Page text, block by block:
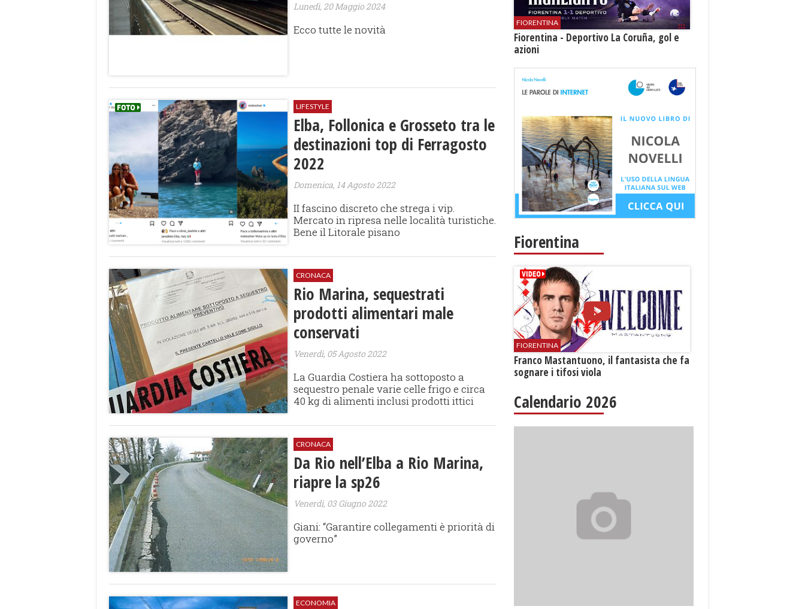
Lunedì, 20 Maggio 2024
Ecco tutte le novità
LIFESTYLE
Elba, Follonica e Grosseto tra le
destinazioni top di Ferragosto
2022
Domenica, 14 Agosto 2022
II fascino discreto che strega i vip.
Mercato in ripresa nelle località turistiche.
Bene il Litorale pisano
CRONACA
Rio Marina, sequestrati
prodotti alimentari male
conservati
Venerdì, 05 Agosto 2022
La Guardia Costiera ha sottoposto a
sequestro penale varie celle frigo e circa
40 kg di alimenti inclusi prodotti ittici
CRONACA
Da Rio nell’Elba a Rio Marina,
riapre la sp26
Venerdì, 03 Giugno 2022
Giani: “Garantire collegamenti è priorità di
governo”
ECONOMIA
FIORENTINA
Fiorentina - Deportivo La Coruña, gol e
azioni
Fiorentina
FIORENTINA
Franco Mastantuono, il fantasista che fa
sognare i tifosi viola
Calendario 2026